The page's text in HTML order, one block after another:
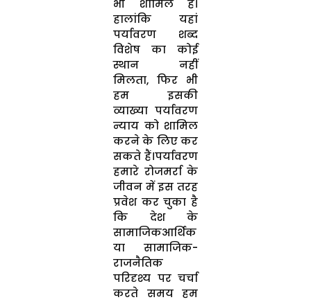
भी शामिल है।
हालांकि यहां
पर्यावरण शब्द
विशेष का कोई
स्थान नहीं
मिलता, फिर भी
हम इसकी
व्याख्या पर्यावरण
न्याय को शामिल
करने के लिए कर
सकते हैं।पर्यावरण
हमारे रोजमर्रा के
जीवन में इस तरह
प्रवेश कर चुका है
कि देश के
सामाजिकआर्थिक
या सामाजिक-
राजनैतिक
परिदृश्य पर चर्चा
करते समय हम